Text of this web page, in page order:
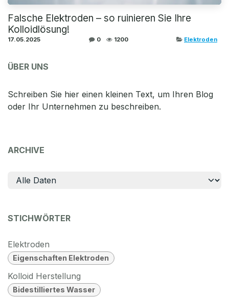
Falsche Elektroden – so ruinieren Sie Ihre
Kolloidlösung!
17.05.2025 0 1200 Elektroden
ÜBER UNS
Schreiben Sie hier einen kleinen Text, um Ihren Blog
oder Ihr Unternehmen zu beschreiben.
ARCHIVE
STICHWÖRTER
Elektroden
Eigenschaften Elektroden
Kolloid Herstellung
Bidestilliertes Wasser